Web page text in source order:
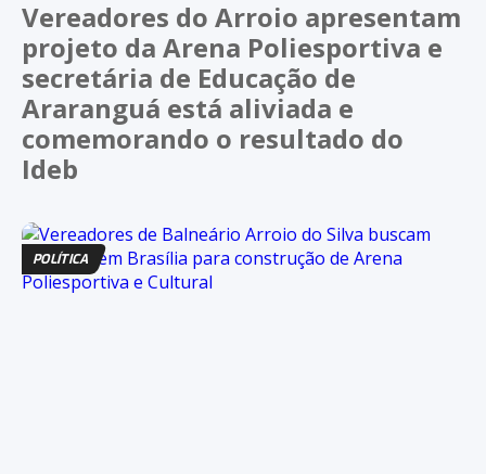
Vereadores do Arroio apresentam
projeto da Arena Poliesportiva e
secretária de Educação de
Araranguá está aliviada e
comemorando o resultado do
Ideb
POLÍTICA